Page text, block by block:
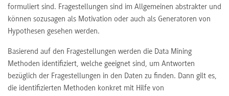
formuliert sind. Fragestellungen sind im Allgemeinen abstrakter und
können sozusagen als Motivation oder auch als Generatoren von
Hypothesen gesehen werden.
Basierend auf den Fragestellungen werden die Data Mining
Methoden identifiziert, welche geeignet sind, um Antworten
bezüglich der Fragestellungen in den Daten zu finden. Dann gilt es,
die identifizierten Methoden konkret mit Hilfe von